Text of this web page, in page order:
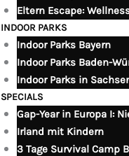
Eltern Escape:
INDOOR PARKS
Indoor Parks Bayern
Indoor Parks Baden-
Indoor Parks in
SPECIALS
Gap-Year in Europa I:
Irland mit Kindern
3 Tage Survival Camp